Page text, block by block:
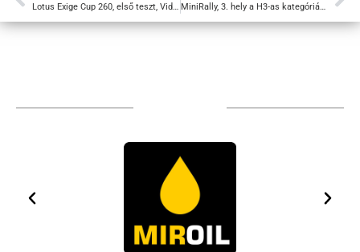
Lotus Exige Cup 260, első teszt, Video, onboard MiniRally, 3. hely a H3-as kategóriában